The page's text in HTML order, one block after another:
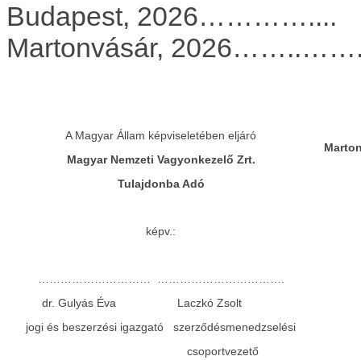
Budapest,
Martonvásár,
A Magyar Állam képviseletében eljáró
Magyar Nemzeti Vagyonkezelő Zrt.
Tulajdonba Adó
képv.:
dr. Gulyás Éva Laczkó Zsolt
jogi és beszerzési igazgató szerződésmenedzselési
csoportvezető